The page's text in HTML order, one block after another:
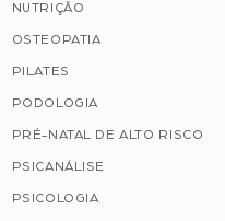
NUTRIÇÃO
OSTEOPATIA
PILATES
PODOLOGIA
PRÉ-NATAL DE ALTO RISCO
PSICANÁLISE
PSICOLOGIA